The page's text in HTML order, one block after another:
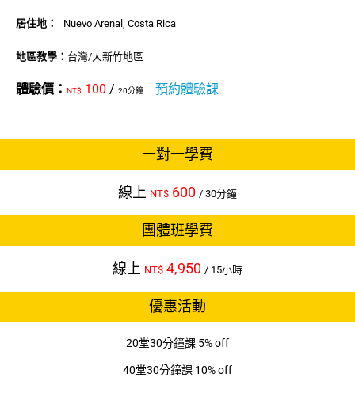
居住地： Nuevo Arenal, Costa Rica
地區教學： 台灣/大新竹地區
體驗價： NT$ 100 / 20分鐘 預約體驗課
一對一學費
線上 NT$ 600 / 30分鐘
團體班學費
線上 NT$ 4,950 / 15小時
優惠活動
20堂30分鐘課 5% off
40堂30分鐘課 10% off